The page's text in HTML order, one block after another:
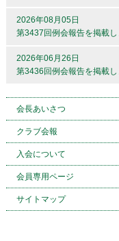
2026年08月05日
第3437回例会報告を掲載し
2026年06月26日
第3436回例会報告を掲載し
会長あいさつ
クラブ会報
入会について
会員専用ページ
サイトマップ